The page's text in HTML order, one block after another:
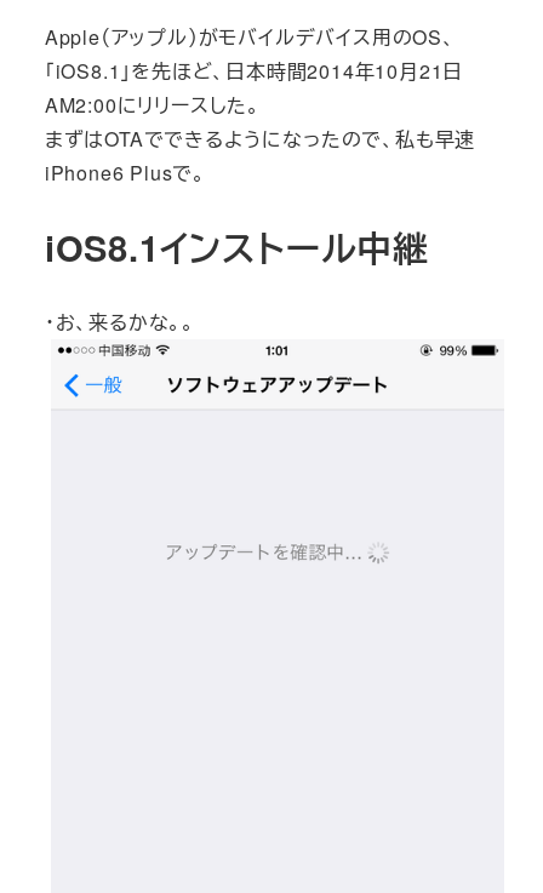
Apple（アップル）がモバイルデバイス用のOS、
「iOS8.1」を先ほど、日本時間2014年10月21日
AM2:00にリリースした。
まずはOTAでできるようになったので、私も早速
iPhone6 Plusで。
iOS8.1インストール中継
・お、来るかな。。